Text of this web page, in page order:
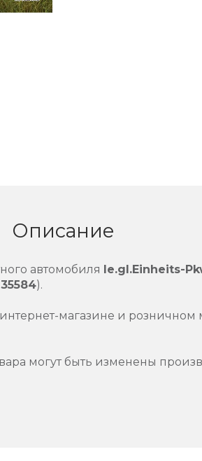
Описание
автомобиля le.gl.Einheits-
35584).
магазине и розничном
могут быть изменены